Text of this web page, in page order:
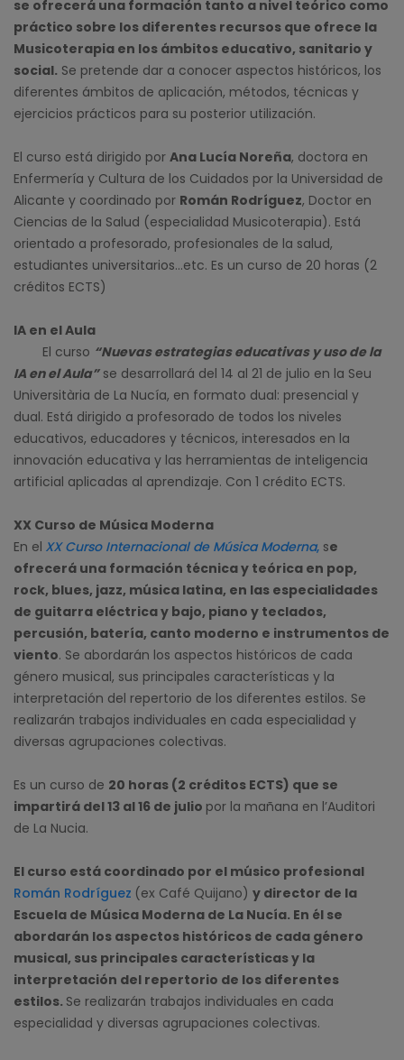
se ofrecerá una formación tanto a nivel teórico como
práctico sobre los diferentes recursos que ofrece la
Musicoterapia en los ámbitos educativo, sanitario y
social. Se pretende dar a conocer aspectos históricos, los
diferentes ámbitos de aplicación, métodos, técnicas y
ejercicios prácticos para su posterior utilización.
El curso está dirigido por Ana Lucía Noreña, doctora en
Enfermería y Cultura de los Cuidados por la Universidad de
Alicante y coordinado por Román Rodríguez, Doctor en
Ciencias de la Salud (especialidad Musicoterapia). Está
orientado a profesorado, profesionales de la salud,
estudiantes universitarios…etc. Es un curso de 20 horas (2
créditos ECTS)
IA en el Aula
El curso “Nuevas estrategias educativas y uso de la
IA en el Aula”se desarrollará del 14 al 21 de julio en la Seu
Universitària de La Nucía, en formato dual: presencial y
dual. Está dirigido a profesorado de todos los niveles
educativos, educadores y técnicos, interesados en la
innovación educativa y las herramientas de inteligencia
artificial aplicadas al aprendizaje. Con 1 crédito ECTS.
XX Curso de Música Moderna
En el XX Curso Internacional de Música Moderna, se
ofrecerá una formación técnica y teórica en pop,
rock, blues, jazz, música latina, en las especialidades
de guitarra eléctrica y bajo, piano y teclados,
percusión, batería, canto moderno e instrumentos de
viento. Se abordarán los aspectos históricos de cada
género musical, sus principales características y la
interpretación del repertorio de los diferentes estilos. Se
realizarán trabajos individuales en cada especialidad y
diversas agrupaciones colectivas.
Es un curso de 20 horas (2 créditos ECTS) que se
impartirá del 13 al 16 de julio por la mañana en l’Auditori
de La Nucia.
El curso está coordinado por el músico profesional
Román Rodríguez (ex Café Quijano) y director de la
Escuela de Música Moderna de La Nucía. En él se
abordarán los aspectos históricos de cada género
musical, sus principales características y la
interpretación del repertorio de los diferentes
estilos. Se realizarán trabajos individuales en cada
especialidad y diversas agrupaciones colectivas.